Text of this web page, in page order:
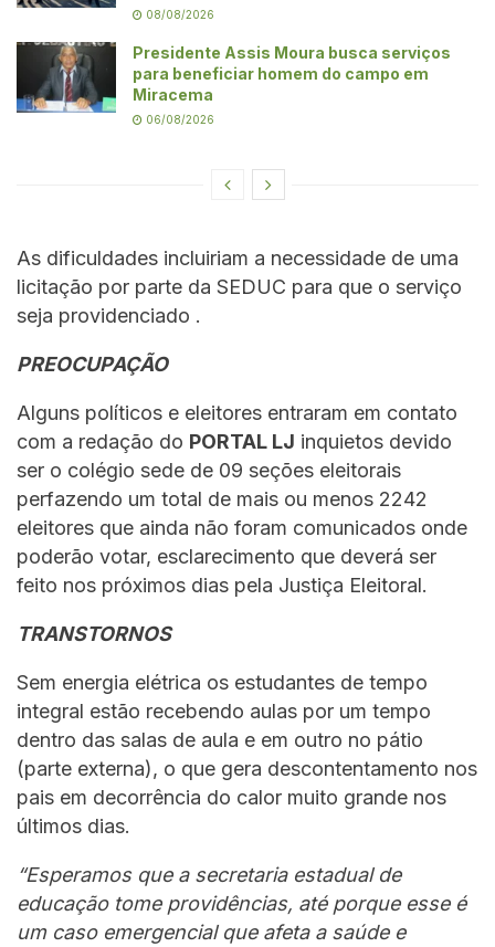
08/08/2026
Presidente Assis Moura busca serviços
para beneficiar homem do campo em
Miracema
06/08/2026
As dificuldades incluiriam a necessidade de uma
licitação por parte da SEDUC para que o serviço
seja providenciado .
PREOCUPAÇÃO
Alguns políticos e eleitores entraram em contato
com a redação do PORTAL LJ inquietos devido
ser o colégio sede de 09 seções eleitorais
perfazendo um total de mais ou menos 2242
eleitores que ainda não foram comunicados onde
poderão votar, esclarecimento que deverá ser
feito nos próximos dias pela Justiça Eleitoral.
TRANSTORNOS
Sem energia elétrica os estudantes de tempo
integral estão recebendo aulas por um tempo
dentro das salas de aula e em outro no pátio
(parte externa), o que gera descontentamento nos
pais em decorrência do calor muito grande nos
últimos dias.
“Esperamos que a secretaria estadual de
educação tome providências, até porque esse é
um caso emergencial que afeta a saúde e